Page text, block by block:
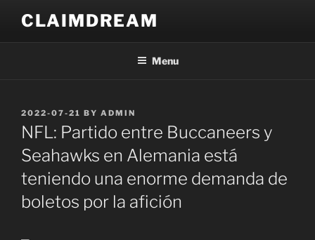
content
CLAIMDREAM
Menu
POSTED
ON
2022-07-21 BY ADMIN
NFL: Partido entre Buccaneers y
Seahawks en Alemania está
teniendo una enorme demanda de
boletos por la afición